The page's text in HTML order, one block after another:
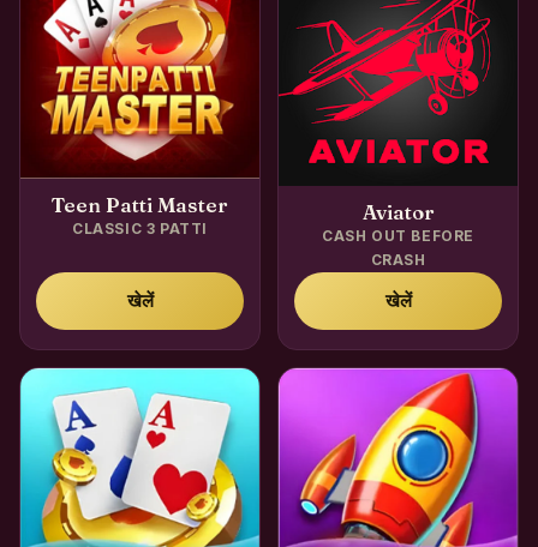
Teen Patti Master
CLASSIC 3 PATTI
खेलें
Aviator
CASH OUT BEFORE
CRASH
खेलें